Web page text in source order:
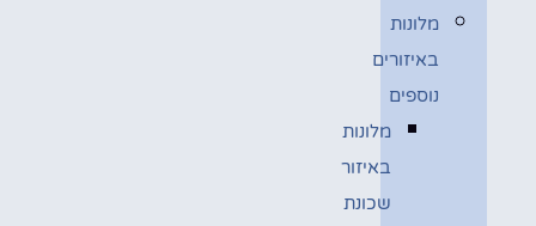
מלונות
באיזורים
נוספים
מלונות
באיזור
שכונת